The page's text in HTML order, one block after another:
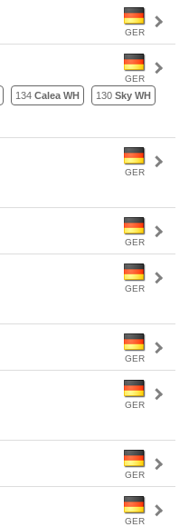
GER
GER
134 Calea WH 130 Sky WH
GER
GER
GER
GER
GER
GER
GER